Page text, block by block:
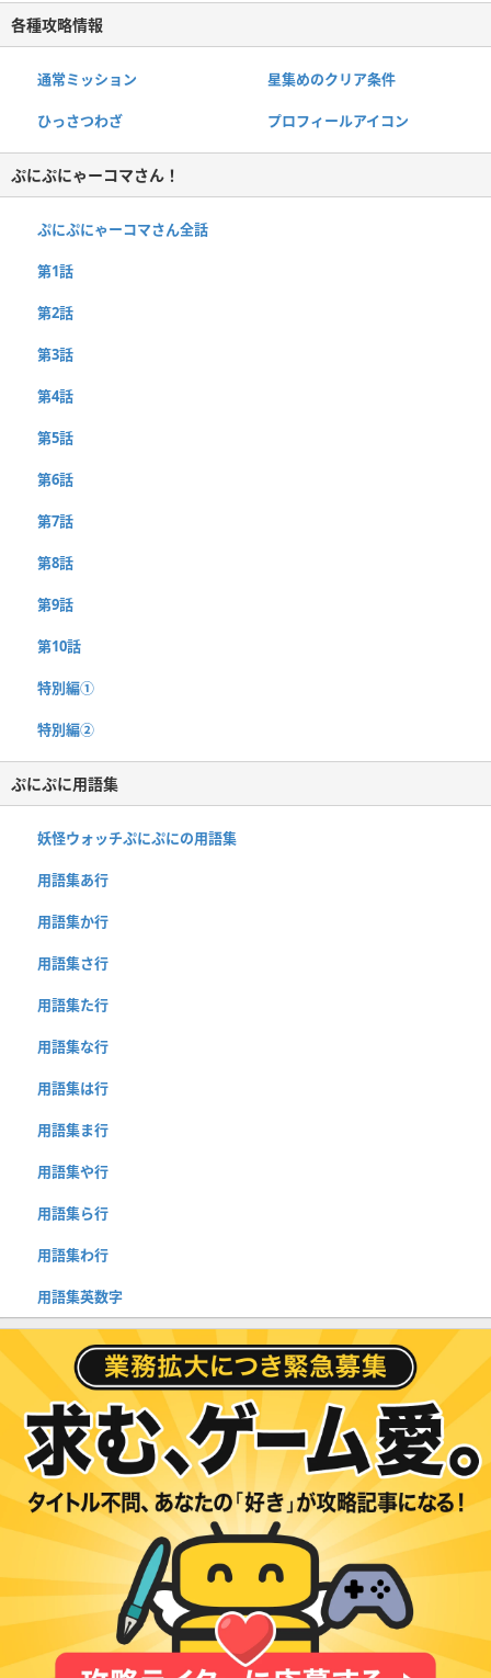
各種攻略情報
通常ミッション 星集めのクリア条件
ひっさつわざ プロフィールアイコン
ぷにぷにゃーコマさん！
ぷにぷにゃーコマさん全話
第1話
第2話
第3話
第4話
第5話
第6話
第7話
第8話
第9話
第10話
特別編①
特別編②
ぷにぷに用語集
妖怪ウォッチぷにぷにの用語集
用語集あ行
用語集か行
用語集さ行
用語集た行
用語集な行
用語集は行
用語集ま行
用語集や行
用語集ら行
用語集わ行
用語集英数字